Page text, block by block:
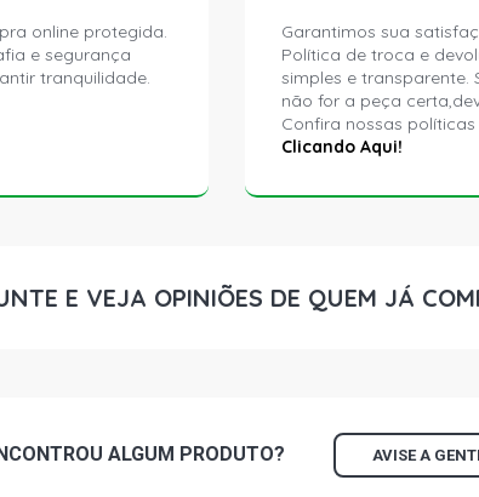
1718
(1991 -
2418
L1214
online protegida.
e segurança
tranquilidade.
Garantimos sua
Política de troca e
simples e transparente.
não for a peça
Confira nossas políticas
Clicando Aqui!
E VEJA OPINIÕES DE QUEM JÁ
ALGUM PRODUTO? AVISE A